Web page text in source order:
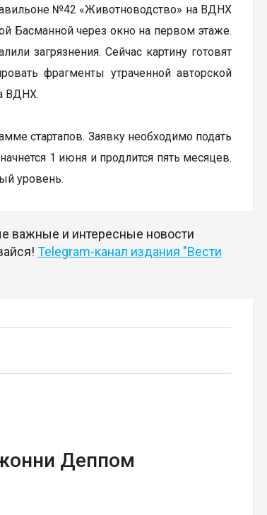
№42 «Животноводство» на ВДНХ
Басманной через окно на первом этаже.
загрязнения. Сейчас картину готовят
фрагменты утраченной авторской
ВДНХ.
стартапов. Заявку необходимо подать
1 июня и продлится пять месяцев.
уровень.
важные и интересные новости
Telegram-канал издания "Вести
Деппом